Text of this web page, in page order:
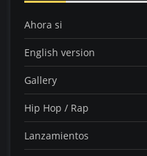
Ahora si
English version
Gallery
Hip Hop / Rap
Lanzamientos